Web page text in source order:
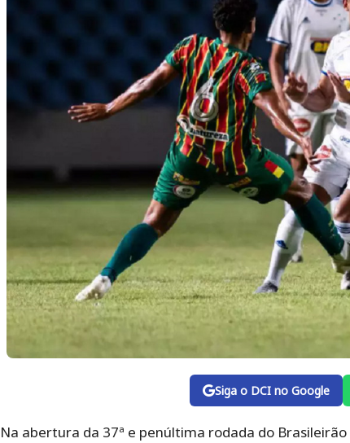
Siga o DCI no Google
Na abertura da 37ª e penúltima rodada do